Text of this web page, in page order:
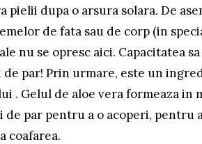
dupa o arsura solara. De
de fata sau de corp (in
nu se opresc aici. Capacitatea
par! Prin urmare, este un
. Gelul de aloe vera formeaza in
par pentru a o acoperi, pentru
coafarea.